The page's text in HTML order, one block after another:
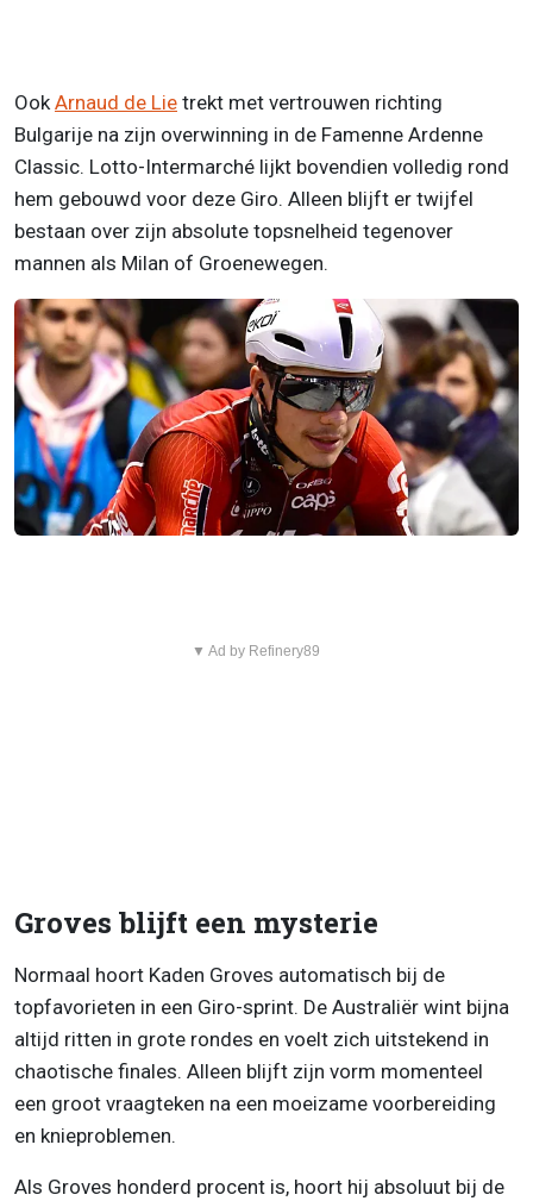
OokArnaud de Lie trekt met vertrouwen richting
Bulgarije na zijn overwinning in de Famenne Ardenne
Classic. Lotto-Intermarché lijkt bovendien volledig rond
hem gebouwd voor deze Giro. Alleen blijft er twijfel
bestaan over zijn absolute topsnelheid tegenover
mannen als Milan of Groenewegen.
▼ Ad by Refinery89
Groves blijft een mysterie
Normaal hoort Kaden Groves automatisch bij de
topfavorieten in een Giro-sprint. De Australiër wint bijna
altijd ritten in grote rondes en voelt zich uitstekend in
chaotische finales. Alleen blijft zijn vorm momenteel
een groot vraagteken na een moeizame voorbereiding
en knieproblemen.
Als Groves honderd procent is, hoort hij absoluut bij de